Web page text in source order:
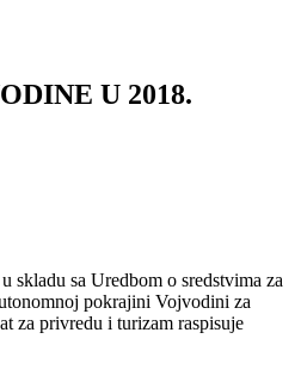
U 2018.
skladu sa Uredbom o sredstvima za
pokrajini Vojvodini za
za privredu i turizam raspisuje